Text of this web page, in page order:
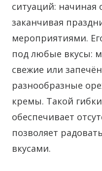
ситуаций: начиная
заканчивая
мероприятиями.
под любые вкусы:
свежие или
разнообразные
кремы. Такой
обеспечивает
позволяет
вкусами.